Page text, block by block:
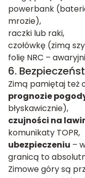
powerbank
mrozie),
raczki lub raki,
czołówkę (zimą
folię NRC –
6.
Zimą pamiętaj też
prognozie
błyskawicznie),
czujności na
komunikaty TOPR,
ubezpieczeniu –
granicą to
Zimowe góry są